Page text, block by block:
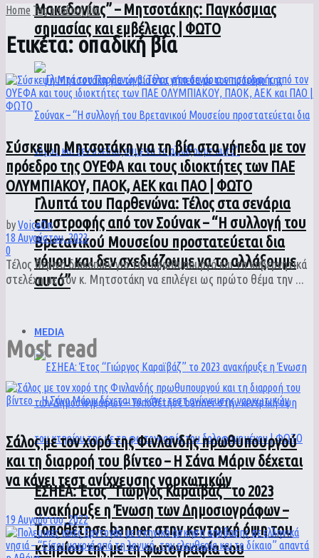
Μακεδονίας” – Μητσοτάκης: Παγκόσμιας
σημασίας και εμβέλειας | ΦΩΤΟ
Γλυπτά του Παρθενώνα: Τέλος στα σενάρια
επιστροφής από τον Σούνακ – “Η συλλογή του
Βρετανικού Μουσείου προστατεύεται δια
νόμου και δεν σχεδιάζουμε να το αλλάξουμε
αυτό”
MEDIA
ΕΣΗΕΑ: Έτος “Γιώργος Καραϊβάζ” το 2023
ανακήρυξε η Ένωση των Δημοσιογράφων –
Τοποθέτησε banner στην κεντρική όψη του
κτηρίου της με τη φωτογραφία του
Home Tagοπαδική βία
Ετικέτα:οπαδική βία
Σύσκεψη Μητσοτάκη για τη βία στα γήπεδα με τον
πρόεδρο της ΟΥΕΦΑ και τους ιδιοκτήτες των ΠΑΕ
ΟΛΥΜΠΙΑΚΟΥ, ΠΑΟΚ, ΑΕΚ και ΠΑΟ | ΦΩΤΟ
byVoiceOn
18 Αυγούστου, 2023
0
Τέλος θερινό διακοπών για τον πρωθυπουργό και τα κυβερνητικά
στελέχη με τον κ. Μητσοτάκη να επιλέγει ως πρώτο θέμα την ...
Most read
Σάλος με τον χορό της Φινλανδής πρωθυπουργού
και τη διαρροή του βίντεο – Η Σάνα Μάριν δέχεται
να κάνει τεστ ανίχνευσης ναρκωτικών
19 Αυγούστου, 2022